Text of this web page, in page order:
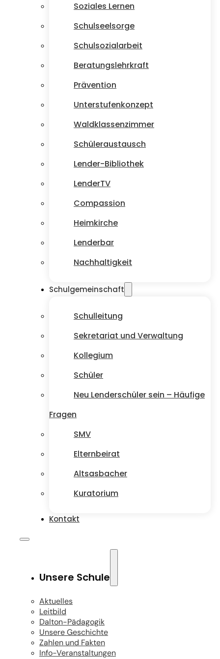
Soziales Lernen
Schulseelsorge
Schulsozialarbeit
Beratungslehrkraft
Prävention
Unterstufenkonzept
Waldklassenzimmer
Schüleraustausch
Lender-Bibliothek
LenderTV
Compassion
Heimkirche
Lenderbar
Nachhaltigkeit
Schulgemeinschaft
Schulleitung
Sekretariat und Verwaltung
Kollegium
Schüler
Neu Lenderschüler sein – Häufige
Fragen
SMV
Elternbeirat
Altsasbacher
Kuratorium
Kontakt
Unsere Schule
Aktuelles
Leitbild
Dalton-Pädagogik
Unsere Geschichte
Zahlen und Fakten
Info-Veranstaltungen